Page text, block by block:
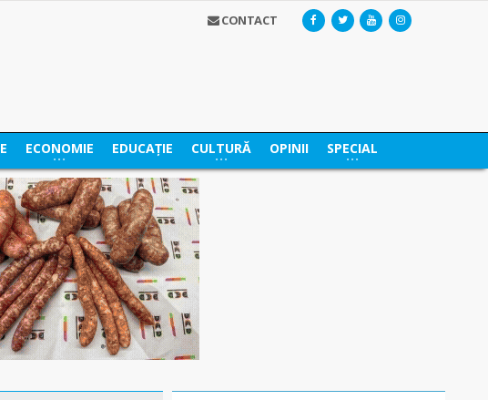
CONTACT
ECONOMIE EDUCAȚIE CULTURĂ OPINII SPECIAL